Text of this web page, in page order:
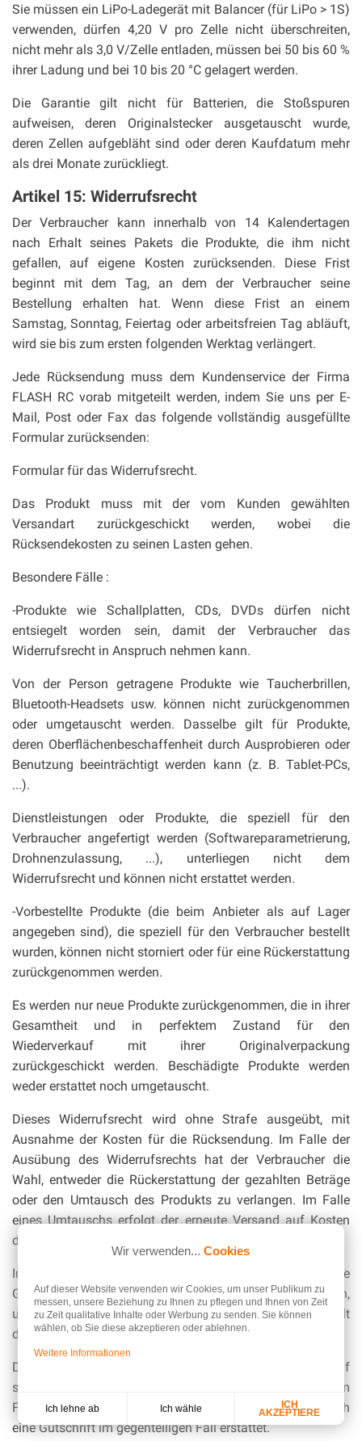
Sie müssen ein LiPo-Ladegerät mit Balancer (für LiPo > 1S)
verwenden, dürfen 4,20 V pro Zelle nicht überschreiten,
nicht mehr als 3,0 V/Zelle entladen, müssen bei 50 bis 60 %
ihrer Ladung und bei 10 bis 20 °C gelagert werden.
Die Garantie gilt nicht für Batterien, die Stoßspuren
aufweisen, deren Originalstecker ausgetauscht wurde,
deren Zellen aufgebläht sind oder deren Kaufdatum mehr
als drei Monate zurückliegt.
Artikel 15: Widerrufsrecht
Der Verbraucher kann innerhalb von 14 Kalendertagen
nach Erhalt seines Pakets die Produkte, die ihm nicht
gefallen, auf eigene Kosten zurücksenden. Diese Frist
beginnt mit dem Tag, an dem der Verbraucher seine
Bestellung erhalten hat. Wenn diese Frist an einem
Samstag, Sonntag, Feiertag oder arbeitsfreien Tag abläuft,
wird sie bis zum ersten folgenden Werktag verlängert.
Jede Rücksendung muss dem Kundenservice der Firma
FLASH RC vorab mitgeteilt werden, indem Sie uns per E-
Mail, Post oder Fax das folgende vollständig ausgefüllte
Formular zurücksenden:
Formular für das Widerrufsrecht.
Das Produkt muss mit der vom Kunden gewählten
Versandart zurückgeschickt werden, wobei die
Rücksendekosten zu seinen Lasten gehen.
Besondere Fälle :
-Produkte wie Schallplatten, CDs, DVDs dürfen nicht
entsiegelt worden sein, damit der Verbraucher das
Widerrufsrecht in Anspruch nehmen kann.
Von der Person getragene Produkte wie Taucherbrillen,
Bluetooth-Headsets usw. können nicht zurückgenommen
oder umgetauscht werden. Dasselbe gilt für Produkte,
deren Oberflächenbeschaffenheit durch Ausprobieren oder
Benutzung beeinträchtigt werden kann (z. B. Tablet-PCs,
...).
Dienstleistungen oder Produkte, die speziell für den
Verbraucher angefertigt werden (Softwareparametrierung,
Drohnenzulassung, ...), unterliegen nicht dem
Widerrufsrecht und können nicht erstattet werden.
-Vorbestellte Produkte (die beim Anbieter als auf Lager
angegeben sind), die speziell für den Verbraucher bestellt
wurden, können nicht storniert oder für eine Rückerstattung
zurückgenommen werden.
Es werden nur neue Produkte zurückgenommen, die in ihrer
Gesamtheit und in perfektem Zustand für den
Wiederverkauf mit ihrer Originalverpackung
zurückgeschickt werden. Beschädigte Produkte werden
weder erstattet noch umgetauscht.
Dieses Widerrufsrecht wird ohne Strafe ausgeübt, mit
Ausnahme der Kosten für die Rücksendung. Im Falle der
Ausübung des Widerrufsrechts hat der Verbraucher die
Wahl, entweder die Rückerstattung der gezahlten Beträge
oder den Umtausch des Produkts zu verlangen. Im Falle
eines Umtauschs erfolgt der erneute Versand auf Kosten
des Verbrauchers.
Im Falle der Ausübung des Widerrufsrechts wird die
Gesellschaft FLASH RC alle Anstrengungen unternehmen,
um den Verbraucher innerhalb von 14 Tagen nach Erhalt
des zurückgesandten Produkts zu entschädigen.
Der Verbraucher wird dann durch Wiedergutschrift auf
seinem Bank- oder Paypal-Konto (sichere Transaktion) im
Falle einer Zahlung per Kreditkarte oder Paypal oder durch
eine Gutschrift im gegenteiligen Fall erstattet.
Wir verwenden... Cookies
Auf dieser Website verwenden wir Cookies, um unser Publikum zu
messen, unsere Beziehung zu Ihnen zu pflegen und Ihnen von Zeit
zu Zeit qualitative Inhalte oder Werbung zu senden. Sie können
wählen, ob Sie diese akzeptieren oder ablehnen.
Weitere Informationen
Ich lehne ab Ich wähle ICH
AKZEPTIERE